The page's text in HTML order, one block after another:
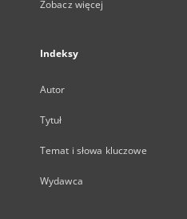
Zobacz więcej
Indeksy
Autor
Tytuł
Temat i słowa kluczowe
Wydawca